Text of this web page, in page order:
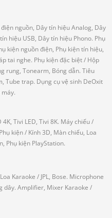
nguồn, Dây tín hiệu Analog, Dây
hiệu USB, Dây tín hiệu Phono. Phụ
kiện nguồn điện, Phụ kiện tín hiệu,
tai nghe. Phụ kiện đặc biệt/ Hộp
rung, Tonearm, Bóng dẫn. Tiêu
Tube trap. Dụng cụ vệ sinh DeOxit
Tivi LED, Tivi 8K. Máy chiếu/
Phụ kiện/ Kính 3D, Màn chiếu, Loa
Phụ kiện PlayStation.
Loa Karaoke / JPL, Bose. Microphone
dây. Amplifier, Mixer Karaoke /